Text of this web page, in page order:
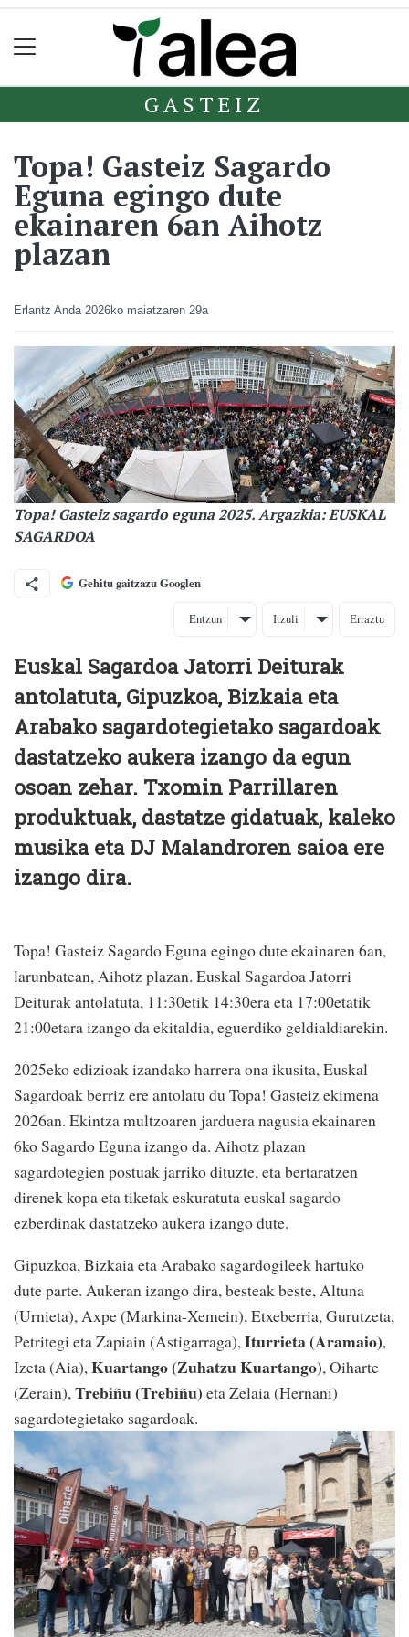
GASTEIZ
Topa! Gasteiz Sagardo
Eguna egingo dute
ekainaren 6an Aihotz
plazan
Erlantz Anda 2026ko maiatzaren 29a
Topa! Gasteiz sagardo eguna 2025. Argazkia: EUSKAL
SAGARDOA
Gehitu gaitzazu Googlen
Entzun Itzuli Erraztu
Euskal Sagardoa Jatorri Deiturak
antolatuta, Gipuzkoa, Bizkaia eta
Arabako sagardotegietako sagardoak
dastatzeko aukera izango da egun
osoan zehar. Txomin Parrillaren
produktuak, dastatze gidatuak, kaleko
musika eta DJ Malandroren saioa ere
izango dira.
Topa! Gasteiz Sagardo Eguna egingo dute ekainaren 6an,
larunbatean, Aihotz plazan. Euskal Sagardoa Jatorri
Deiturak antolatuta, 11:30etik 14:30era eta 17:00etatik
21:00etara izango da ekitaldia, eguerdiko geldialdiarekin.
2025eko edizioak izandako harrera ona ikusita, Euskal
Sagardoak berriz ere antolatu du Topa! Gasteiz ekimena
2026an. Ekintza multzoaren jarduera nagusia ekainaren
6ko Sagardo Eguna izango da. Aihotz plazan
sagardotegien postuak jarriko dituzte, eta bertaratzen
direnek kopa eta tiketak eskuratuta euskal sagardo
ezberdinak dastatzeko aukera izango dute.
Gipuzkoa, Bizkaia eta Arabako sagardogileek hartuko
dute parte. Aukeran izango dira, besteak beste, Altuna
(Urnieta), Axpe (Markina-Xemein), Etxeberria, Gurutzeta,
Petritegi eta Zapiain (Astigarraga), Iturrieta (Aramaio),
Izeta (Aia), Kuartango (Zuhatzu Kuartango), Oiharte
(Zerain), Trebiñu (Trebiñu) eta Zelaia (Hernani)
sagardotegietako sagardoak.